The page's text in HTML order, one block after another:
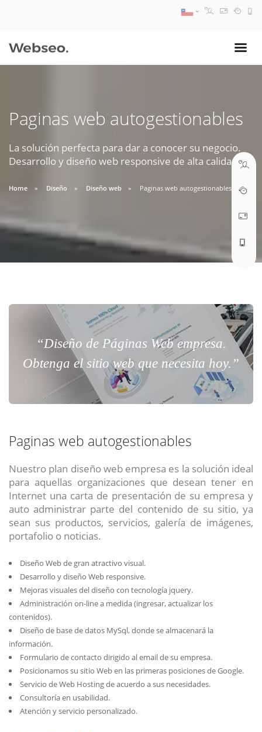
Paginas web autogestionables
La solución perfecta para dar a conocer su negocio.
Desarrollo y diseño web responsive de alta calidad.
Home Diseño Diseño web Paginas web autogestionables
“Diseño de Páginas Web empresa.
Obtenga el sitio web que necesita hoy.”
Paginas web autogestionables
Nuestro plan diseño web empresa es la solución ideal
para aquellas organizaciones que desean tener en
Internet una carta de presentación de su empresa y
auto administrar parte del contenido de su sitio, ya
sean sus productos, servicios, galería de imágenes,
portafolio o noticias.
Diseño Web de gran atractivo visual.
Desarrollo y diseño Web responsive.
Mejoras visuales del diseño con tecnología jquery.
Administración on-line a medida (ingresar, actualizar los
contenidos).
Diseño de base de datos MySql, donde se almacenará la
información.
Formulario de contacto dirigido al email de su empresa.
Posicionamos su sitio Web en las primeras posiciones de Google.
Servicio de Web Hosting de acuerdo a sus necesidades.
Consultoría en usabilidad.
Atención y servicio personalizado.
09:30 AM A 18:30 PM
soporte@webseo.cl